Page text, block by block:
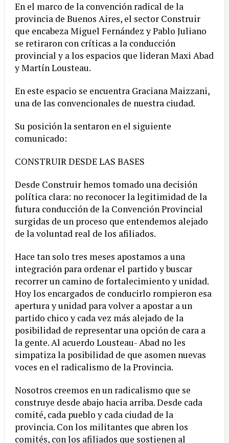
En el marco de la convención radical de la
provincia de Buenos Aires, el sector Construir
que encabeza Miguel Fernández y Pablo Juliano
se retiraron con críticas a la conducción
provincial y a los espacios que lideran Maxi Abad
y Martín Lousteau.
En este espacio se encuentra Graciana Maizzani,
una de las convencionales de nuestra ciudad.
Su posición la sentaron en el siguiente
comunicado:
CONSTRUIR DESDE LAS BASES
Desde Construir hemos tomado una decisión
política clara: no reconocer la legitimidad de la
futura conducción de la Convención Provincial
surgidas de un proceso que entendemos alejado
de la voluntad real de los afiliados.
Hace tan solo tres meses apostamos a una
integración para ordenar el partido y buscar
recorrer un camino de fortalecimiento y unidad.
Hoy los encargados de conducirlo rompieron esa
apertura y unidad para volver a apostar a un
partido chico y cada vez más alejado de la
posibilidad de representar una opción de cara a
la gente. Al acuerdo Lousteau- Abad no les
simpatiza la posibilidad de que asomen nuevas
voces en el radicalismo de la Provincia.
Nosotros creemos en un radicalismo que se
construye desde abajo hacia arriba. Desde cada
comité, cada pueblo y cada ciudad de la
provincia. Con los militantes que abren los
comités, con los afiliados que sostienen al